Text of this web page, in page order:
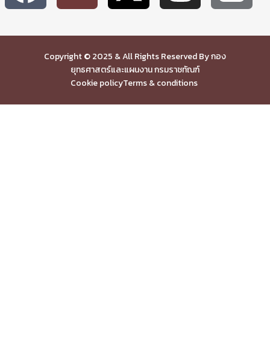
Copyright © 2025 & All Rights Reserved By กอง
ยุทธศาสตร์และแผนงาน กรมราชทัณฑ์
Cookie policyTerms & conditions